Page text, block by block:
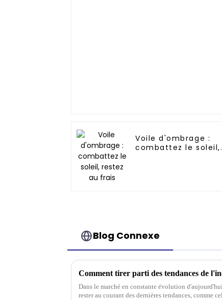
Voile d'ombrage :
combattez le soleil,
Blog Connexe
Dans le marché en constante évolution
rester au courant des dernières tendances, comme